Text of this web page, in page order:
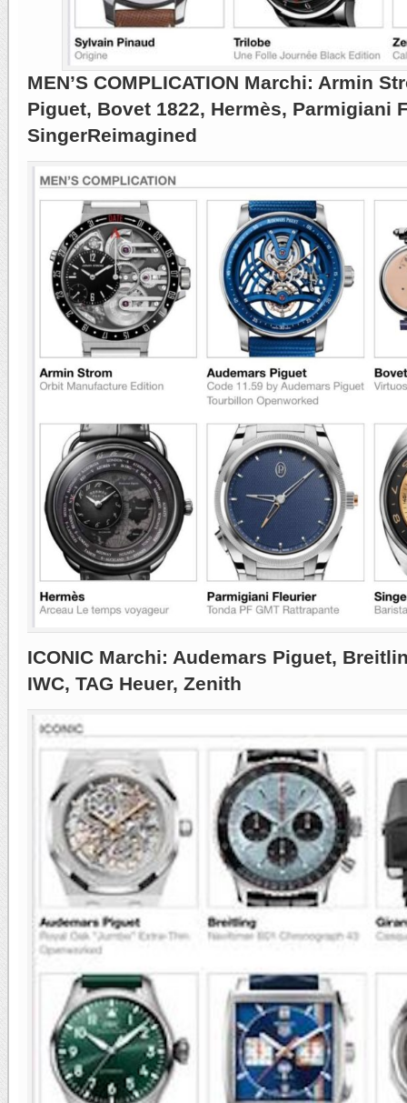
MEN’S COMPLICATION Marchi: Armin
Piguet, Bovet 1822, Hermès, Parmigiani
SingerReimagined
ICONIC Marchi: Audemars Piguet,
IWC, TAG Heuer, Zenith